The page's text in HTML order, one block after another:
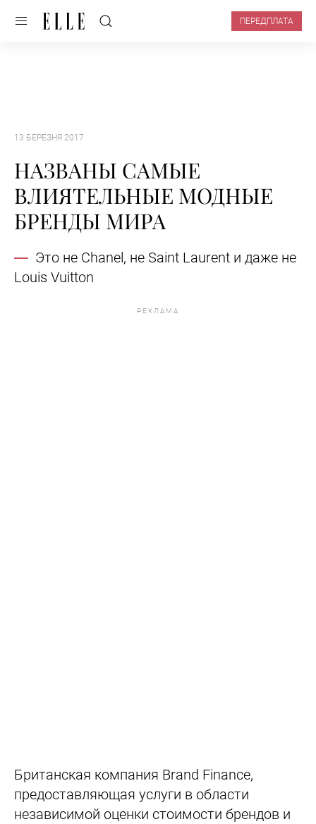
ПЕРЕДПЛАТА
13 БЕРЕЗНЯ 2017
НАЗВАНЫ САМЫЕ
ВЛИЯТЕЛЬНЫЕ МОДНЫЕ
БРЕНДЫ МИРА
Это не Chanel, не Saint Laurent и даже не
Louis Vuitton
РЕКЛАМА
Британская компания Brand Finance,
предоставляющая услуги в области
независимой оценки стоимости брендов и